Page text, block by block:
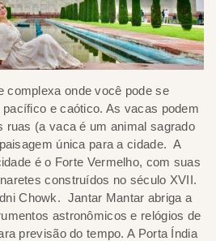
complexa onde você pode se
e caótico. As vacas podem
ruas (a vaca é um animal sagrado
única para a cidade. A
é o Forte Vermelho, com suas
construídos no século XVII.
Chowk. Jantar Mantar abriga a
astronômicos e relógios de
previsão do tempo. A Porta Índia